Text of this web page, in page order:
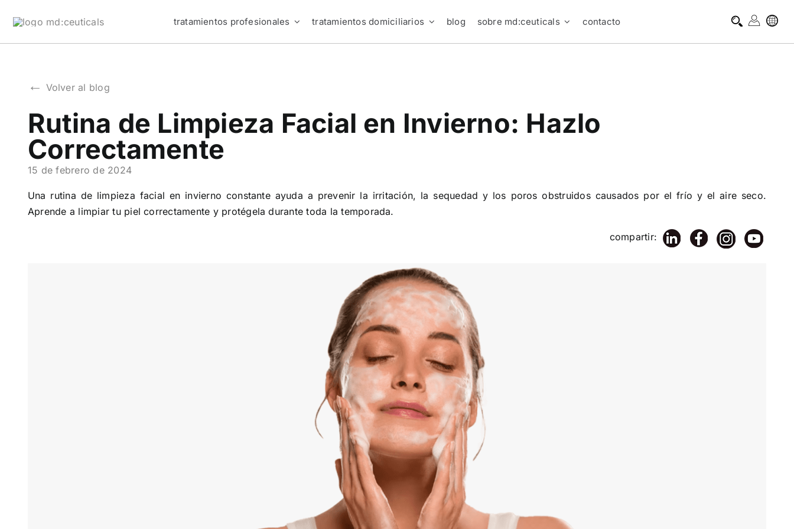
tratamientos profesionales tratamientos domiciliarios blog sobre md:ceuticals contacto
← Volver al blog
Rutina de Limpieza Facial en Invierno: Hazlo
Correctamente
15 de febrero de 2024
Una rutina de limpieza facial en invierno constante ayuda a prevenir la irritación, la sequedad y los poros obstruidos causados por el frío y el aire seco.
Aprende a limpiar tu piel correctamente y protégela durante toda la temporada.
compartir: